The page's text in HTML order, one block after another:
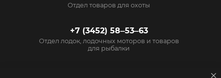
Отдел товаров для охоты
+7 (3452) 58‒53‒63
Отдел лодок, лодочных моторов и товаров
для рыбалки